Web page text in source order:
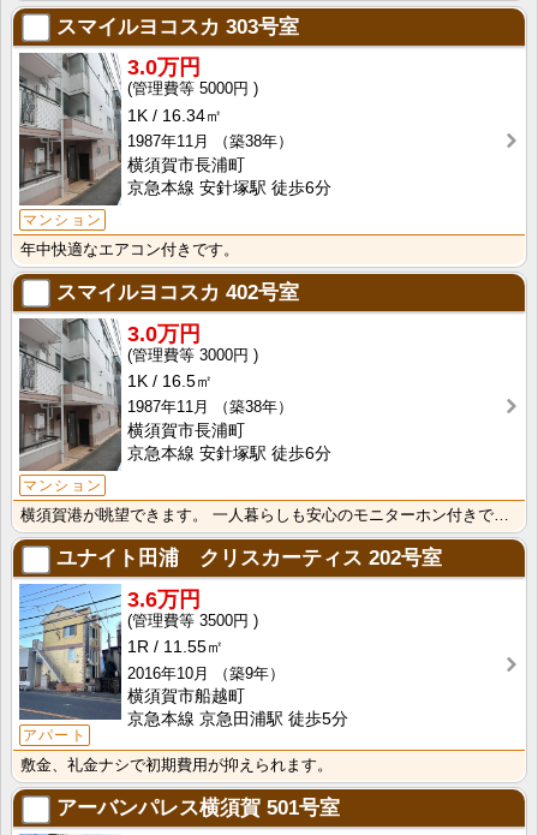
スマイルヨコスカ 303号室
マンション
3.0万円
5000円
1K
16.34㎡
1987年11月
（築38年）
横須賀市長浦町
京急本線 安針塚駅 徒歩6分
年中快適なエアコン付きです。
スマイルヨコスカ 402号室
マンション
3.0万円
3000円
1K
16.5㎡
1987年11月
（築38年）
横須賀市長浦町
京急本線 安針塚駅 徒歩6分
横須賀港が眺望できます。 一人暮らしも安心のモニターホン付きです。
ユナイト田浦 クリスカーティス 202号室
アパート
3.6万円
3500円
1R
11.55㎡
2016年10月
（築9年）
横須賀市船越町
京急本線 京急田浦駅 徒歩5分
敷金、礼金ナシで初期費用が抑えられます。
アーバンパレス横須賀 501号室